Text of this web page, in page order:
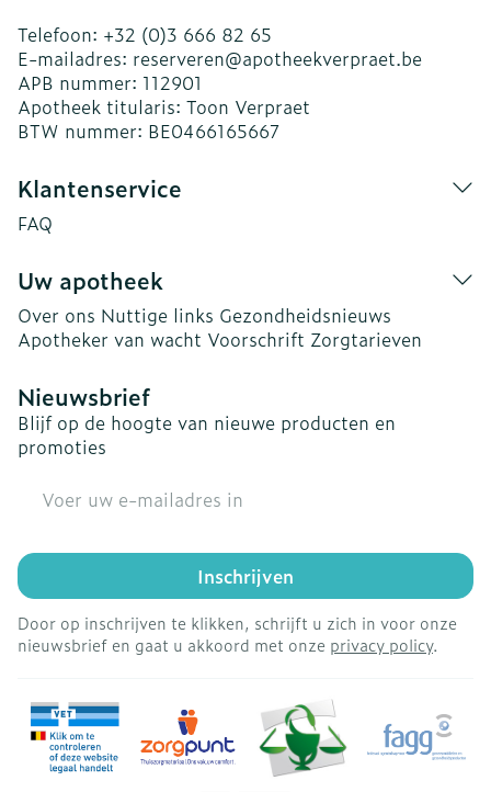
Telefoon: +32 (0)3 666 82 65
E-mailadres: reserveren@apotheekverpraet.be
APB nummer: 112901
Apotheek titularis: Toon Verpraet
BTW nummer: BE0466165667
Klantenservice
FAQ
Uw apotheek
Over ons Nuttige links Gezondheidsnieuws
Apotheker van wacht Voorschrift Zorgtarieven
Nieuwsbrief
Blijf op de hoogte van nieuwe producten en
promoties
Inschrijven
Door op inschrijven te klikken, schrijft u zich in voor onze
nieuwsbrief en gaat u akkoord met onze privacy policy.